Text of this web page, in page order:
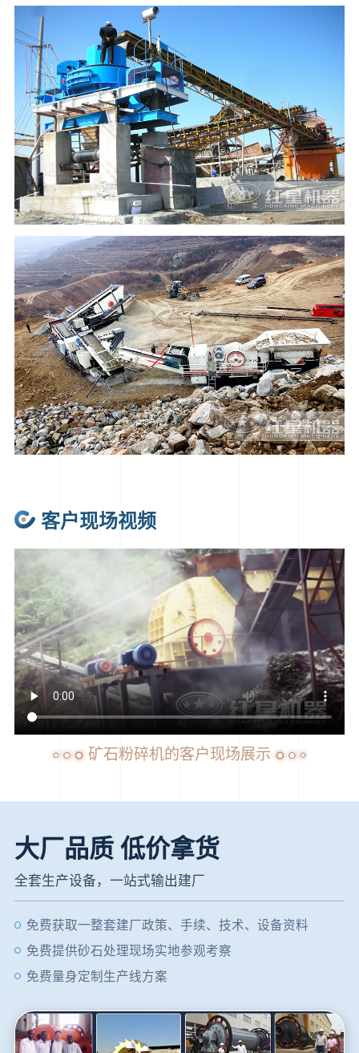
客户现场视频
矿石粉碎机的客户现场展示
大厂品质 低价拿货
全套生产设备，一站式输出建厂
免费获取一整套建厂政策、手续、技术、设备资料
免费提供砂石处理现场实地参观考察
免费量身定制生产线方案